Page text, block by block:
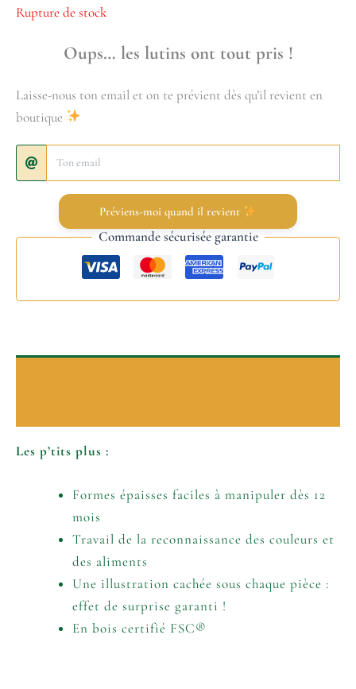
Rupture de stock
Oups… les lutins ont tout pris !
Laisse-nous ton email et on te prévient dès qu’il revient en
boutique
Préviens-moi quand il revient
Commande sécurisée garantie
Les p’tits plus :
Formes épaisses faciles à manipuler dès 12
mois
Travail de la reconnaissance des couleurs et
des aliments
Une illustration cachée sous chaque pièce :
effet de surprise garanti !
En bois certifié FSC®